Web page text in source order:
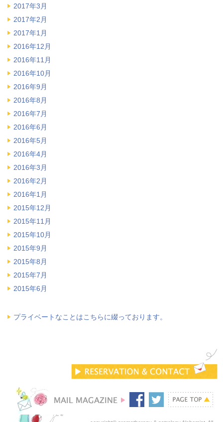
2017年3月
2017年2月
2017年1月
2016年12月
2016年11月
2016年10月
2016年9月
2016年8月
2016年7月
2016年6月
2016年5月
2016年4月
2016年3月
2016年2月
2016年1月
2015年12月
2015年11月
2015年10月
2015年9月
2015年8月
2015年7月
2015年6月
プライベートなことはこちらに綴っております。